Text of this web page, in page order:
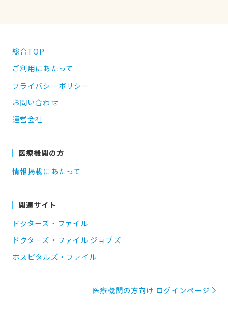
総合TOP
ご利用にあたって
プライバシーポリシー
お問い合わせ
運営会社
医療機関の方
情報掲載にあたって
関連サイト
ドクターズ・ファイル
ドクターズ・ファイル ジョブズ
ホスピタルズ・ファイル
医療機関の方向け ログインページ